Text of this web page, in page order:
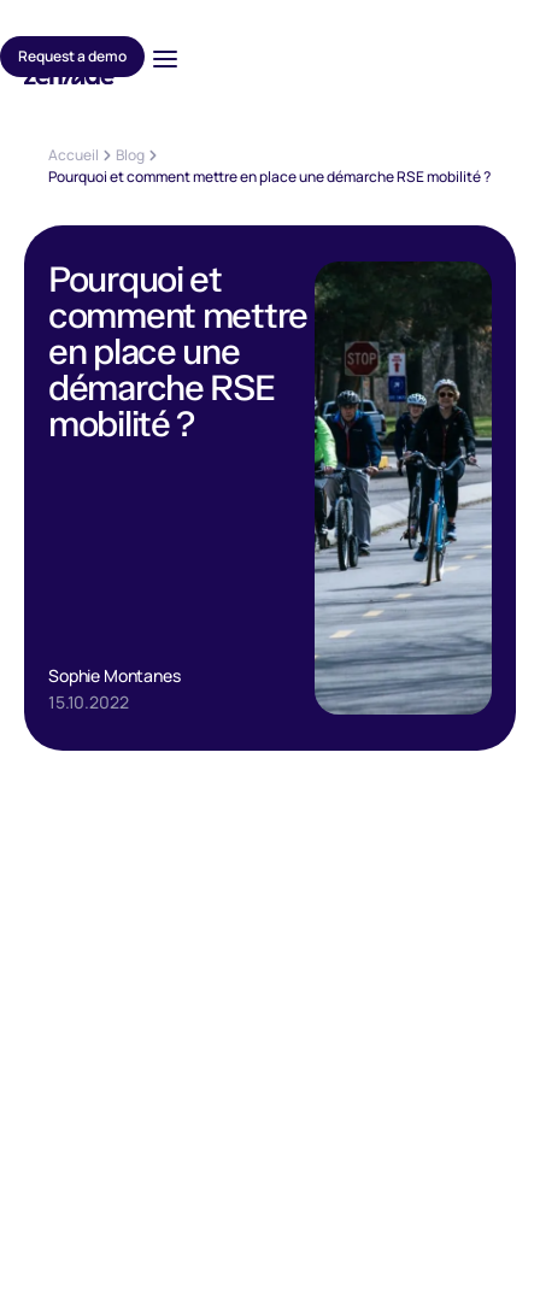
Request a demo
Accueil
Blog
Pourquoi et comment mettre en place une démarche RSE mobilité ?
Pourquoi et
comment mettre
en place une
démarche RSE
mobilité ?
Sophie Montanes
15.10.2022